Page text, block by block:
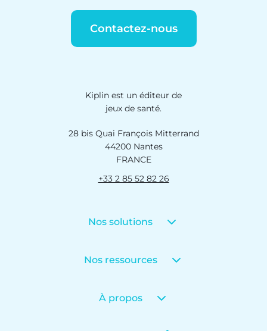
Contactez-nous
Kiplin est un éditeur de
jeux de santé.
28 bis Quai François Mitterrand
44200 Nantes
FRANCE
+33 2 85 52 82 26
Nos solutions
Nos ressources
À propos